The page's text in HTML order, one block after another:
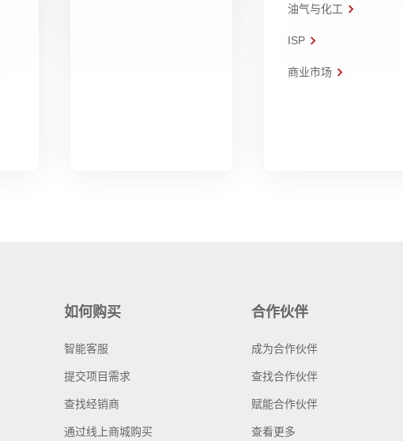
油气与化工
ISP
商业市场
如何购买
智能客服
提交项目需求
查找经销商
通过线上商城购买
合作伙伴
成为合作伙伴
查找合作伙伴
赋能合作伙伴
查看更多